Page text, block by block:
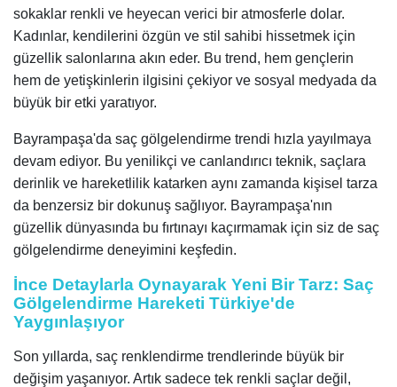
sokaklar renkli ve heyecan verici bir atmosferle dolar.
Kadınlar, kendilerini özgün ve stil sahibi hissetmek için
güzellik salonlarına akın eder. Bu trend, hem gençlerin
hem de yetişkinlerin ilgisini çekiyor ve sosyal medyada da
büyük bir etki yaratıyor.
Bayrampaşa'da saç gölgelendirme trendi hızla yayılmaya
devam ediyor. Bu yenilikçi ve canlandırıcı teknik, saçlara
derinlik ve hareketlilik katarken aynı zamanda kişisel tarza
da benzersiz bir dokunuş sağlıyor. Bayrampaşa'nın
güzellik dünyasında bu fırtınayı kaçırmamak için siz de saç
gölgelendirme deneyimini keşfedin.
İnce Detaylarla Oynayarak Yeni Bir Tarz: Saç
Gölgelendirme Hareketi Türkiye'de
Yaygınlaşıyor
Son yıllarda, saç renklendirme trendlerinde büyük bir
değişim yaşanıyor. Artık sadece tek renkli saçlar değil,